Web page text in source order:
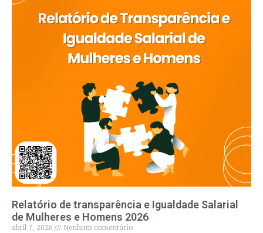
Relatório de transparência e Igualdade Salarial
de Mulheres e Homens 2026
abril 7, 2026
Nenhum comentário